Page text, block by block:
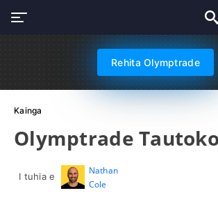
Rehita Olymptrade
Kainga
Olymptrade Tautoko
I tuhia e
Nathan
Cole